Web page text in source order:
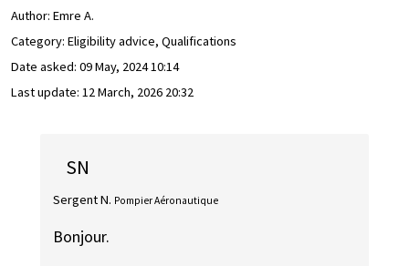
Author: Emre A.
Category: Eligibility advice, Qualifications
Date asked: 09 May, 2024 10:14
Last update: 12 March, 2026 20:32
SN
Sergent N. Pompier Aéronautique
Bonjour.